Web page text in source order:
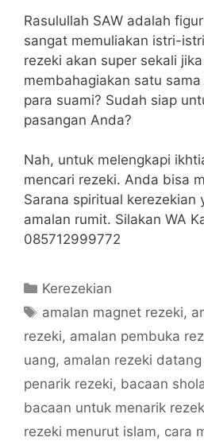
Rasulullah SAW adalah
sangat memuliakan istri-
rezeki akan super sekali
membahagiakan satu
para suami? Sudah siap
pasangan Anda?
Nah, untuk melengkapi
mencari rezeki. Anda bisa
Sarana spiritual kerezekian
amalan rumit. Silakan WA
085712999772
Categories
Kerezekian
Tags
amalan magnet rezeki,
rezeki, amalan pembuka
uang, amalan rezeki
penarik rezeki, bacaan
bacaan untuk menarik
rezeki menurut islam, cara